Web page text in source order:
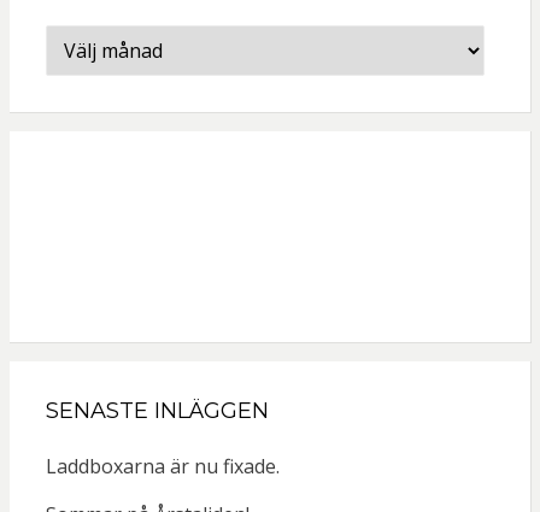
Arkiv
SENASTE INLÄGGEN
Laddboxarna är nu fixade.